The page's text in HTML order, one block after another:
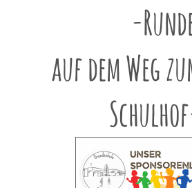
-Runde
auf dem Weg